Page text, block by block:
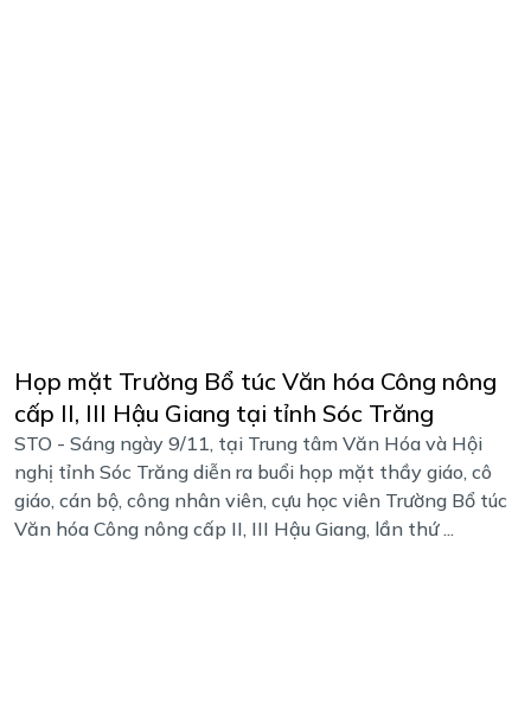
Họp mặt Trường Bổ túc Văn hóa Công nông
cấp II, III Hậu Giang tại tỉnh Sóc Trăng
STO - Sáng ngày 9/11, tại Trung tâm Văn Hóa và Hội
nghị tỉnh Sóc Trăng diễn ra buổi họp mặt thầy giáo, cô
giáo, cán bộ, công nhân viên, cựu học viên Trường Bổ túc
Văn hóa Công nông cấp II, III Hậu Giang, lần thứ ...